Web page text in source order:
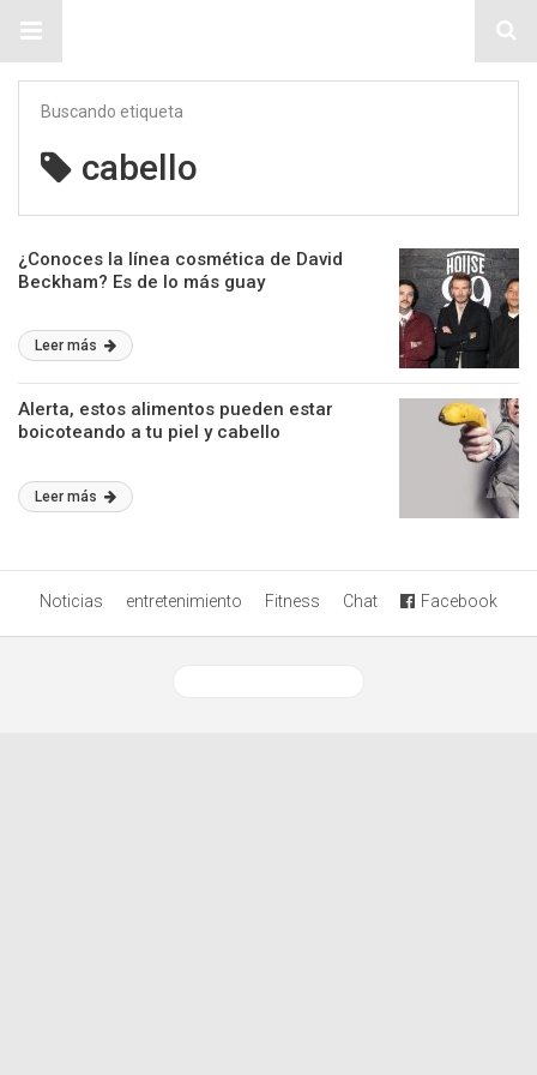
Buscando etiqueta
cabello
¿Conoces la línea cosmética de David
Beckham? Es de lo más guay
Leer más
Alerta, estos alimentos pueden estar
boicoteando a tu piel y cabello
Leer más
Noticias entretenimiento Fitness Chat Facebook